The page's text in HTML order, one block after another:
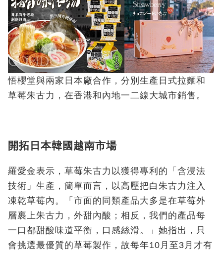
悟櫻堂與兩家日本廠合作，分別生產日式拉麵和
草莓朱古力，在香港和內地一二線大城市銷售。
開拓日本韓國越南市場
羅愛金表示，草莓朱古力以獲得專利的「含浸法
技術」生產，簡單而言，以高壓把白朱古力注入
凍乾草莓內。「市面的同類產品大多是在草莓外
層裹上朱古力，外甜內酸；相反，我們的產品每
一口都甜酸味道平衡，口感絲滑。」她指出，只
會挑選最優質的草莓製作，故每年10月至3月才有